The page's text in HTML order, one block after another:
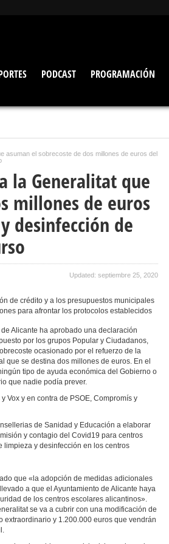
PODCAST PROGRAMACIÓN
asuman el sobrecoste de dos millones de euros del
la Generalitat que
millones de euros
desinfección de
Updated: septiembre 25, 2020
de crédito y a los presupuestos municipales
para afrontar los protocolos establecidos
Alicante ha aprobado una declaración
por los grupos Popular y Ciudadanos,
ocasionado por el refuerzo de la
que se destina dos millones de euros. En el
tipo de ayuda económica del Gobierno o
que nadie podía prever.
Vox y en contra de PSOE, Compromís y
de Sanidad y Educación a elaborar
y contagio del Covid19 para centros
y desinfección en los centros
que «la adopción de medidas adicionales
a que el Ayuntamiento de Alicante haya
de los centros escolares alicantinos».
se va a cubrir con una modificación de
y 1.200.000 euros que vendrán